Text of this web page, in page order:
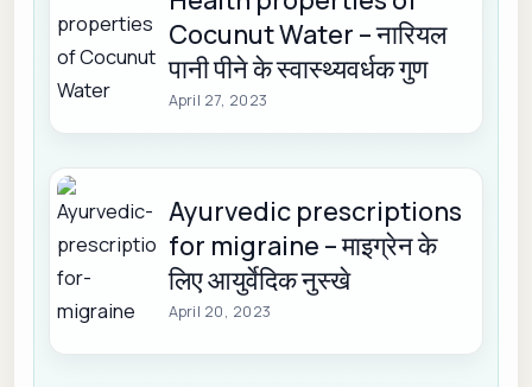
Cocunut Water – नारियल
पानी पीने के स्वास्थ्यवर्धक गुण
April 27, 2023
Ayurvedic prescriptions
for migraine – माइग्रेन के
लिए आयुर्वेदिक नुस्खे
April 20, 2023